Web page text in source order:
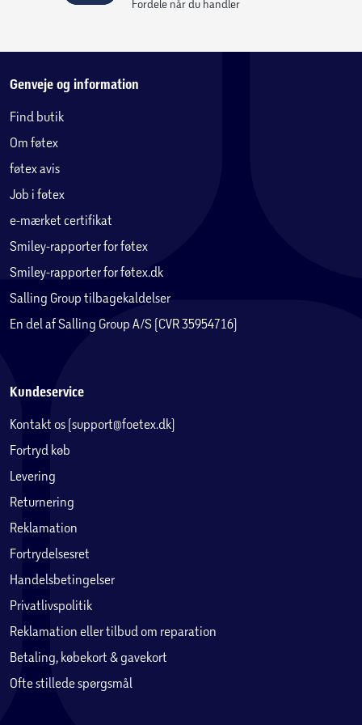
Fordele når du handler
Genveje og information
Find butik
Om føtex
føtex avis
Job i føtex
e-mærket certifikat
Smiley-rapporter for føtex
Smiley-rapporter for føtex.dk
Salling Group tilbagekaldelser
En del af Salling Group A/S (CVR 35954716)
Kundeservice
Kontakt os (support@foetex.dk)
Fortryd køb
Levering
Returnering
Reklamation
Fortrydelsesret
Handelsbetingelser
Privatlivspolitik
Reklamation eller tilbud om reparation
Betaling, købekort & gavekort
Ofte stillede spørgsmål